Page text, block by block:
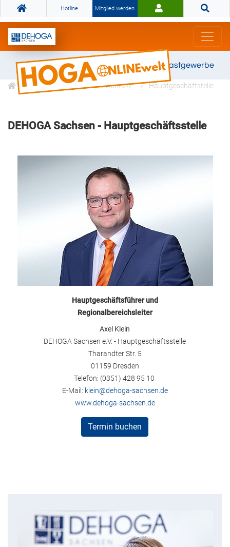
Hotline Mitglied werden
Gemeinsam stark für das Gastgewerbe
Über uns Ihr direkter Kontakt... Hauptgeschäftstelle
DEHOGA Sachsen - Hauptgeschäftsstelle
Hauptgeschäftsführer und
Regionalbereichsleiter
Axel Klein
DEHOGA Sachsen e.V. - Hauptgeschäftsstelle
Tharandter Str. 5
01159 Dresden
Telefon: (0351) 428 95 10
E-Mail: klein@dehoga-sachsen.de
www.dehoga-sachsen.de
Termin buchen